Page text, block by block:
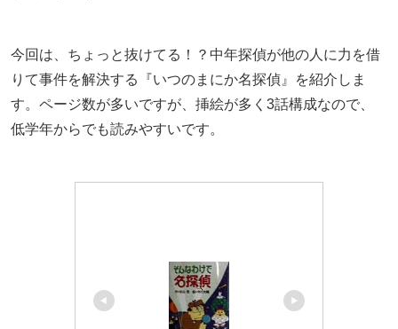
今回は、ちょっと抜けてる！？中年探偵が他の人に力を借
りて事件を解決する『いつのまにか名探偵』を紹介しま
す。ページ数が多いですが、挿絵が多く3話構成なので、
低学年からでも読みやすいです。